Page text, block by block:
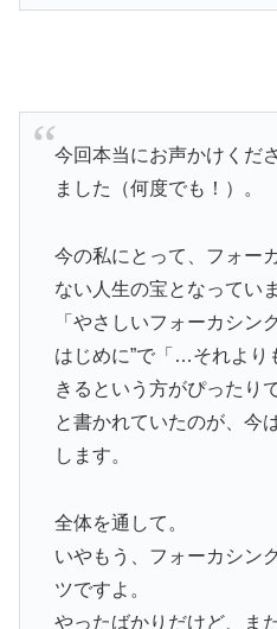
今回本当にお声かけくだ
ました（何度でも！）。
今の私にとって、フォー
ない人生の宝となっていま
「やさしいフォーカシン
はじめに”で「…それより
きるという方がぴったりで
と書かれていたのが、今
します。
全体を通して。
いやもう、フォーカシン
ツですよ。
やったばかりだけど、ま